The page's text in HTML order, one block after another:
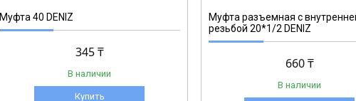
Муфта 40 DENIZ
345 ₸
В наличии
Купить
Муфта разъемная с
резьбой 20*1/2 DENIZ
660 ₸
В наличии